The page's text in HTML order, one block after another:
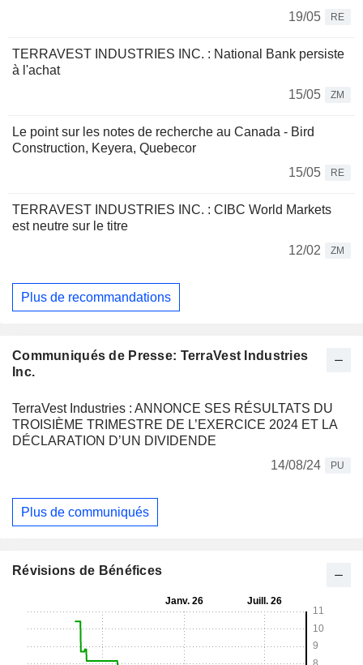
19/05
RE
TERRAVEST INDUSTRIES INC. : National Bank persiste
à l'achat
15/05
ZM
Le point sur les notes de recherche au Canada - Bird
Construction, Keyera, Quebecor
15/05
RE
TERRAVEST INDUSTRIES INC. : CIBC World Markets
est neutre sur le titre
12/02
ZM
Plus de recommandations
Communiqués de Presse: TerraVest Industries
Inc.
TerraVest Industries : ANNONCE SES RÉSULTATS DU
TROISIÈME TRIMESTRE DE L’EXERCICE 2024 ET LA
DÉCLARATION D’UN DIVIDENDE
14/08/24
PU
Plus de communiqués
Révisions de Bénéfices